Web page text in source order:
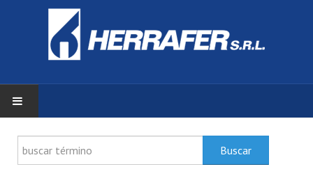
INICIO
ZONA DE CLIENTES
Buscar